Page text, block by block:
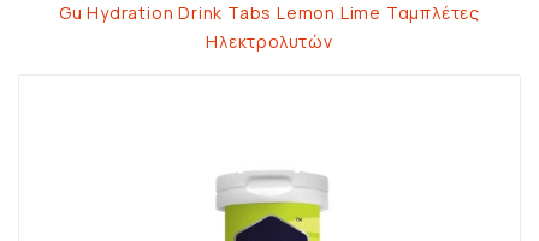
Gu Hydration Drink Tabs Lemon Lime Ταμπλέτες
Ηλεκτρολυτών